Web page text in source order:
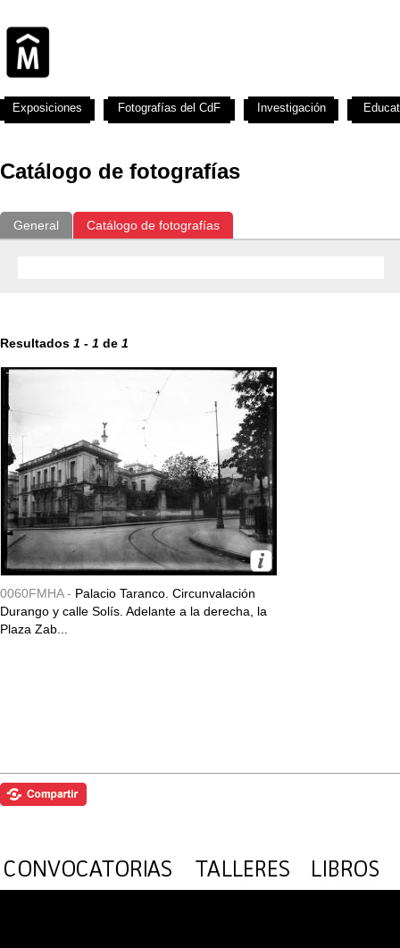
Catálogo de fotografías
General Catálogo de fotografías
Resultados 1 - 1 de 1
0060FMHA - Palacio Taranco. Circunvalación
Durango y calle Solís. Adelante a la derecha, la
Plaza Zab...
Exposiciones Fotografías del CdF Investigación